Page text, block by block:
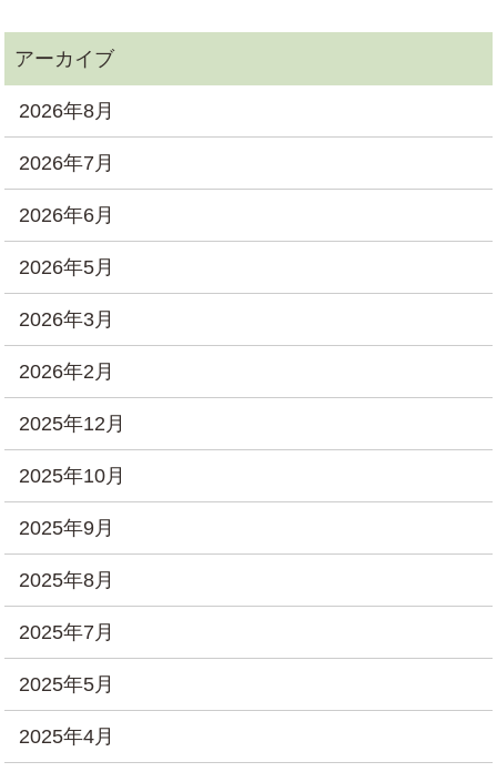
2026年8月
2026年7月
2026年6月
2026年5月
2026年3月
2026年2月
2025年12月
2025年10月
2025年9月
2025年8月
2025年7月
2025年5月
2025年4月